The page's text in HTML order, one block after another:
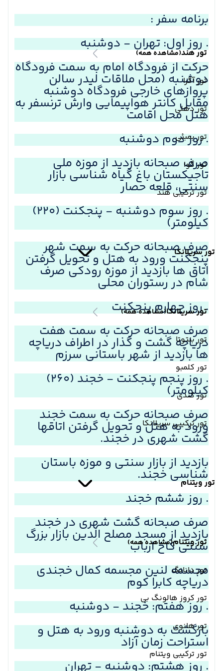
تور هند(مشاهده همه)
تور آگرا
تور دهلی
تور بمبئی
تور گوا
تور ترکیبی هند
تور سریلانکا
تور سریلانکا(مشاهده همه)
تور بنتوتا
تور کلمبو
تور کندی
تور ترکیبی سریلانکا
تور ویتنام
تور ویتنام(مشاهده همه)
تور دانانگ
تور کروز هالونگ بی
تور هانوی
تور ترکیبی ویتنام
برنامه سفر :
. روز اول: تهران - دوشنبه
حرکت از فرودگاه امام به سمت فرودگاه
دوشنبه (محل ملاقات لیدر سالن
پروازهای خارجی فرودگاه دوشنبه
مقابل کانتر هواپیمایی وارش ترنسفر به
هتل محل اقامت
. روز دوم دوشنبه
صرف صبحانه بازدید از موزه ملی
تاجیکستان باغ گیاه شناسی بازار
سنتی، قلعه حصار
. روز سوم دوشنبه - پنجکنت (۲۲۰)
کیلومتر)
صرف صبحانه حرکت به سمت شهر
پنجکنت ورود به هتل و تحویل گرفتن
اتاق ها بازدید از موزه رودکی صرف
شام در رستوران محلی
. روز چهارم پنجکنت
صرف صبحانه حرکت به سمت هفت
دریاچه گشت و گذار در اطراف دریاچه
ها بازدید از شهر باستانی سرزم
. روز پنجم پنجکنت - خجند (۲۶۰)
کیلومتر)
صرف صبحانه حرکت به سمت خجند
ورود به هتل و تحویل گرفتن اتاقها
گشت شهری در خجند.
بازدید از بازار سنتی و موزه باستان
شناسی خجند.
. روز ششم خجند
صرف صبحانه گشت شهری در خجند
بازدید از مسجد مصلح الدین بازار بزرگ
سنتی کاخ ارباب
مجسمه لنین مجسمه کمال خجندی
دریاچه کابرا کوم
. روز هفتم: خجند - دوشنبه
بازگشت به دوشنبه ورود به هتل و
استراحت زمان آزاد
. روز هشتم: دوشنبه - تهران